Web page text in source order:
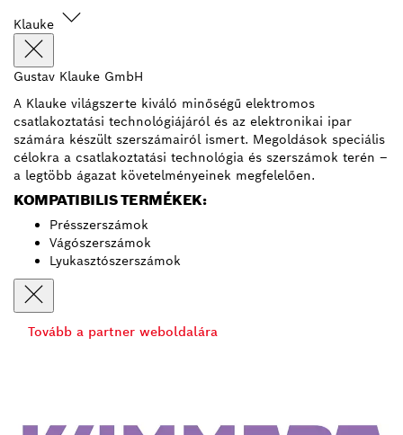
Klauke
Gustav Klauke GmbH
A Klauke világszerte kiváló minőségű elektromos
csatlakoztatási technológiájáról és az elektronikai ipar
számára készült szerszámairól ismert. Megoldások speciális
célokra a csatlakoztatási technológia és szerszámok terén –
a legtöbb ágazat követelményeinek megfelelően.
KOMPATIBILIS TERMÉKEK:
Présszerszámok
Vágószerszámok
Lyukasztószerszámok
Tovább a partner weboldalára